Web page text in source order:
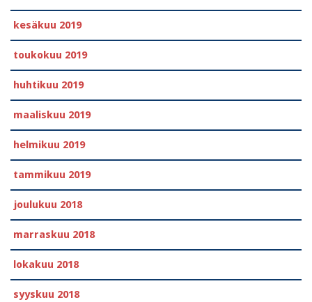
kesäkuu 2019
toukokuu 2019
huhtikuu 2019
maaliskuu 2019
helmikuu 2019
tammikuu 2019
joulukuu 2018
marraskuu 2018
lokakuu 2018
syyskuu 2018